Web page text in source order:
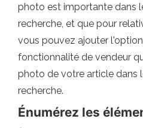
photo est importante dans
recherche, et que pour
vous pouvez ajouter
fonctionnalité de vendeur
photo de votre article dans
recherche.
Énumérez les